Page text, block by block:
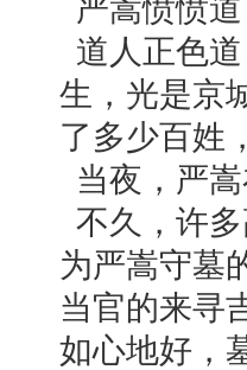
严嵩愤愤
道人正色
生，光是京
了多少百姓
当夜，严
不久，许
为严嵩守墓
当官的来寻
如心地好，